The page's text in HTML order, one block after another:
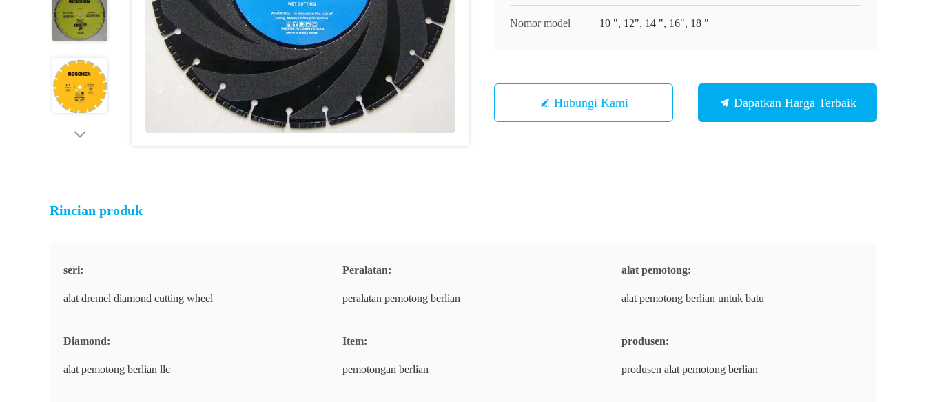
Nomor model 10 ", 12", 14 ", 16", 18 "
Hubungi Kami Dapatkan Harga Terbaik
Rincian produk
seri:
alat dremel diamond cutting wheel
Peralatan:
peralatan pemotong berlian
alat pemotong:
alat pemotong berlian untuk batu
Diamond:
alat pemotong berlian llc
Item:
pemotongan berlian
produsen:
produsen alat pemotong berlian